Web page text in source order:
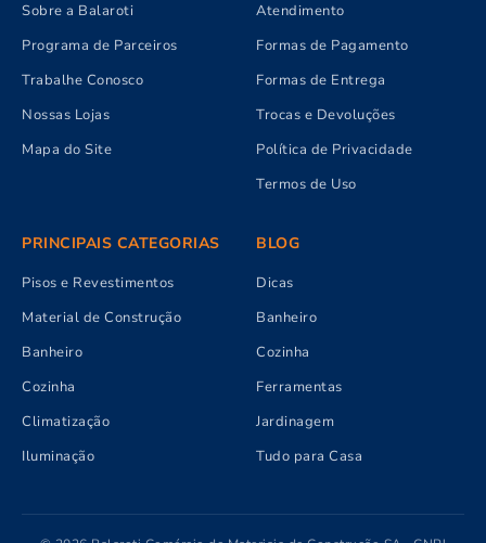
Sobre a Balaroti
Programa de Parceiros
Trabalhe Conosco
Nossas Lojas
Mapa do Site
Atendimento
Formas de Pagamento
Formas de Entrega
Trocas e Devoluções
Política de Privacidade
Termos de Uso
PRINCIPAIS CATEGORIAS
Pisos e Revestimentos
Material de Construção
Banheiro
Cozinha
Climatização
Iluminação
BLOG
Dicas
Banheiro
Cozinha
Ferramentas
Jardinagem
Tudo para Casa